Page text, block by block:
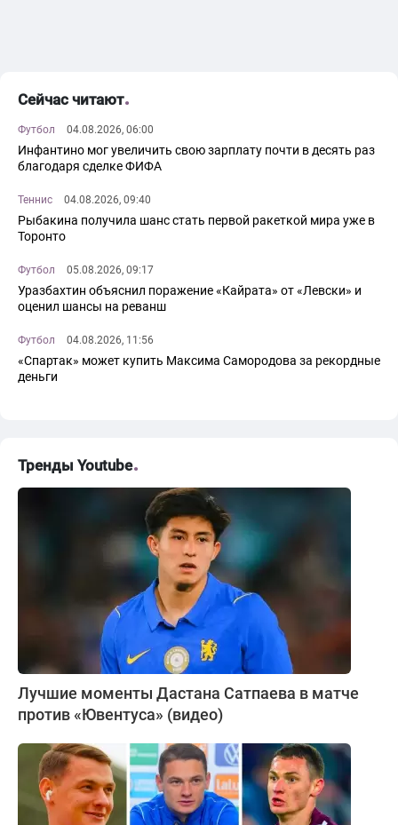
Сейчас читают
Футбол 04.08.2026, 06:00
Инфантино мог увеличить свою зарплату почти в десять раз
благодаря сделке ФИФА
Теннис 04.08.2026, 09:40
Рыбакина получила шанс стать первой ракеткой мира уже в
Торонто
Футбол 05.08.2026, 09:17
Уразбахтин объяснил поражение «Кайрата» от «Левски» и
оценил шансы на реванш
Футбол 04.08.2026, 11:56
«Спартак» может купить Максима Самородова за рекордные
деньги
Тренды Youtube
Лучшие моменты Дастана Сатпаева в матче
против «Ювентуса» (видео)